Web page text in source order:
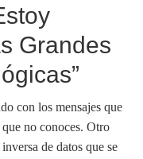
Grandes
con los mensajes que
no conoces. Otro
de datos que se